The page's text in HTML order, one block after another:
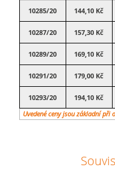
10285/20 144,10 Kč
10287/20 157,30 Kč
10289/20 169,10 Kč
10291/20 179,00 Kč
10293/20 194,10 Kč
Uvedené ceny jsou základní